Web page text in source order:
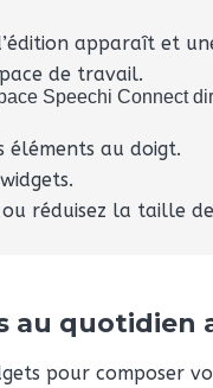
apparaît et
de travail.
éléments au doigt.
ou réduisez la taille
au quotidien
pour composer